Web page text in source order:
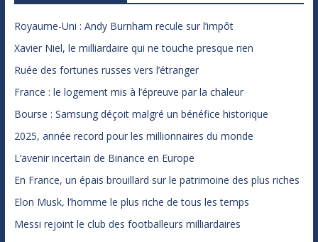
Royaume-Uni : Andy Burnham recule sur l’impôt
Xavier Niel, le milliardaire qui ne touche presque rien
Ruée des fortunes russes vers l’étranger
France : le logement mis à l’épreuve par la chaleur
Bourse : Samsung déçoit malgré un bénéfice historique
2025, année record pour les millionnaires du monde
L’avenir incertain de Binance en Europe
En France, un épais brouillard sur le patrimoine des plus riches
Elon Musk, l’homme le plus riche de tous les temps
Messi rejoint le club des footballeurs milliardaires